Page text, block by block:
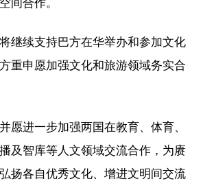
间合作。
继续支持巴方在华举办和参加文化
重申愿加强文化和旅游领域务实合
愿进一步加强两国在教育、体育、
及智库等人文领域交流合作，为赓
扬各自优秀文化、增进文明间交流